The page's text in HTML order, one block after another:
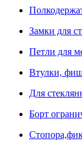
Замки для
Петли для
Втулки,
Для
Борт